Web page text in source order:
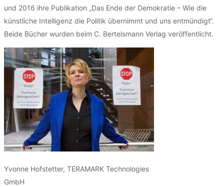
und 2016 ihre Publikation „Das Ende der Demokratie – Wie die
künstliche Intelligenz die Politik übernimmt und uns entmündigt“.
Beide Bücher wurden beim C. Bertelsmann Verlag veröffentlicht.
Yvonne Hofstetter, TERAMARK Technologies
GmbH